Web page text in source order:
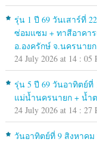
รุ่น 1 ปี 69 วันเสาร์ที่
ซ่อมแซม + ทาสีอาคาร
อ.องครักษ์ จ.นครนายก
24 July 2026 at 14 : 05
รุ่น 5 ปี 69 วันอาทิตย์ที่
แม่น้ำนครนายก + น้ำ
24 July 2026 at 14 : 27
วันอาทิตย์ที่ 9 สิงหาคม